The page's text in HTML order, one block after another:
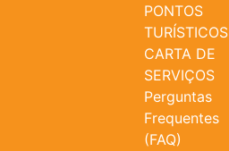
PONTOS
TURÍSTICOS
CARTA DE
SERVIÇOS
Perguntas
Frequentes
(FAQ)